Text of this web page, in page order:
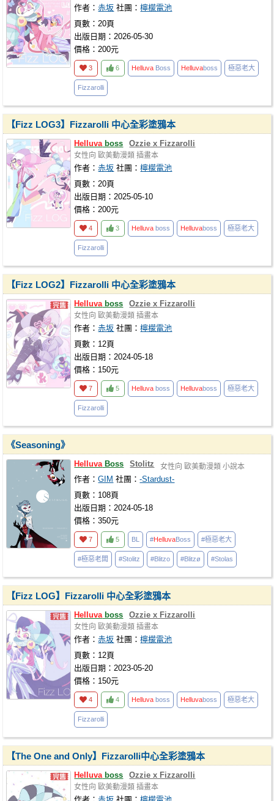
作者：赤坂 社團：檸檬電池
頁數：20頁
出版日期：2026-05-30
價格：200元
3 6 Helluva Boss Helluvaboss 極惡老大
Fizzarolli
【Fizz LOG3】Fizzarolli 中心全彩塗鴉本
Helluvaboss Ozzie x Fizzarolli
女性向 歐美動漫類 插畫本
作者：赤坂 社團：檸檬電池
頁數：20頁
出版日期：2025-05-10
價格：200元
4 3 Helluva boss Helluvaboss 極惡老大
Fizzarolli
【Fizz LOG2】Fizzarolli 中心全彩塗鴉本
Helluvaboss Ozzie x Fizzarolli
女性向 歐美動漫類 插畫本
作者：赤坂 社團：檸檬電池
頁數：12頁
出版日期：2024-05-18
價格：150元
7 5 Helluva boss Helluvaboss 極惡老大
Fizzarolli
《Seasoning》
HelluvaBoss Stolitz 女性向 歐美動漫類 小說本
作者：GIM 社團：-Stardust-
頁數：108頁
出版日期：2024-05-18
價格：350元
7 5 BL #HelluvaBoss #極惡老大
#極惡老闆 #Stolitz #Blitzo #Blitzø #Stolas
【Fizz LOG】Fizzarolli 中心全彩塗鴉本
Helluvaboss Ozzie x Fizzarolli
女性向 歐美動漫類 插畫本
作者：赤坂 社團：檸檬電池
頁數：12頁
出版日期：2023-05-20
價格：150元
4 4 Helluva boss Helluvaboss 極惡老大
Fizzarolli
【The One and Only】Fizzarolli中心全彩塗鴉本
Helluvaboss Ozzie x Fizzarolli
女性向 歐美動漫類 插畫本